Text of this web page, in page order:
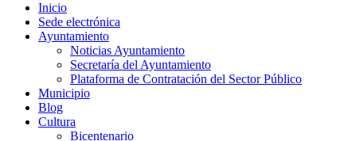
Inicio
Sede electrónica
Ayuntamiento
Noticias Ayuntamiento
Secretaría del Ayuntamiento
Plataforma de Contratación del Sector Público
Municipio
Blog
Cultura
Bicentenario